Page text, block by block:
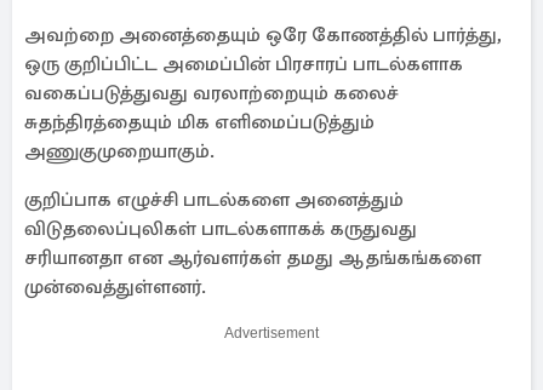
அவற்றை அனைத்தையும் ஒரே கோணத்தில் பார்த்து,
ஒரு குறிப்பிட்ட அமைப்பின் பிரசாரப் பாடல்களாக
வகைப்படுத்துவது வரலாற்றையும் கலைச்
சுதந்திரத்தையும் மிக எளிமைப்படுத்தும்
அணுகுமுறையாகும்.
குறிப்பாக எழுச்சி பாடல்களை அனைத்தும்
விடுதலைப்புலிகள் பாடல்களாகக் கருதுவது
சரியானதா என ஆர்வளர்கள் தமது ஆதங்கங்களை
முன்வைத்துள்ளனர்.
Advertisement